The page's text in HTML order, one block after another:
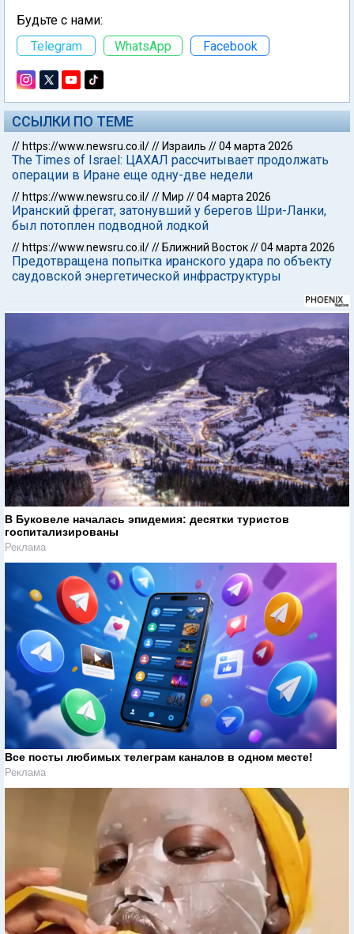
Будьте с нами:
Telegram
WhatsApp Facebook
ССЫЛКИ ПО ТЕМЕ
// https://www.newsru.co.il/// Израиль //04 марта 2026
The Times of Israel: ЦАХАЛ рассчитывает продолжать
операции в Иране еще одну-две недели
// https://www.newsru.co.il/// Мир //04 марта 2026
Иранский фрегат, затонувший у берегов Шри-Ланки,
был потоплен подводной лодкой
// https://www.newsru.co.il/// Ближний Восток//04 марта 2026
Предотвращена попытка иранского удара по объекту
саудовской энергетической инфраструктуры
В Буковеле началась эпидемия: десятки туристов
госпитализированы
Реклама
Все посты любимых телеграм каналов в одном месте!
Реклама